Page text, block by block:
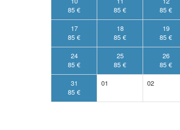
85 €
85 €
85 €
17
85 €
18
85 €
19
85 €
24
85 €
25
85 €
26
85 €
31
85 €
01 02